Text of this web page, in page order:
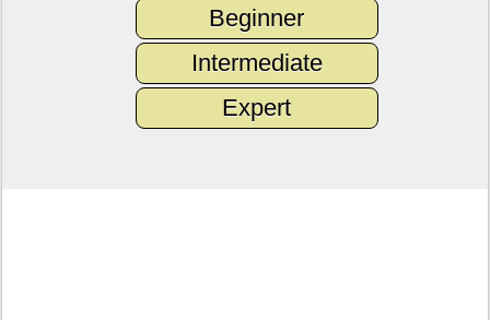
Beginner
Intermediate
Expert